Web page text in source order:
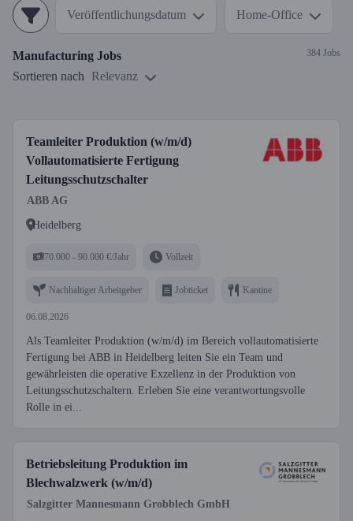
Veröffentlichungsdatum Home-Office
Manufacturing Jobs 384 Jobs
Sortieren nach Relevanz
Teamleiter Produktion (w/m/d)
Vollautomatisierte Fertigung
Leitungsschutzschalter
ABB AG
Heidelberg
70.000 - 90.000 €/Jahr Vollzeit
Nachhaltiger Arbeitgeber Jobticket Kantine
06.08.2026
Als Teamleiter Produktion (w/m/d) im Bereich vollautomatisierte
Fertigung bei ABB in Heidelberg leiten Sie ein Team und
gewährleisten die operative Exzellenz in der Produktion von
Leitungsschutzschaltern. Erleben Sie eine verantwortungsvolle
Rolle in ei...
Betriebsleitung Produktion im
Blechwalzwerk (w/m/d)
Salzgitter Mannesmann Grobblech GmbH